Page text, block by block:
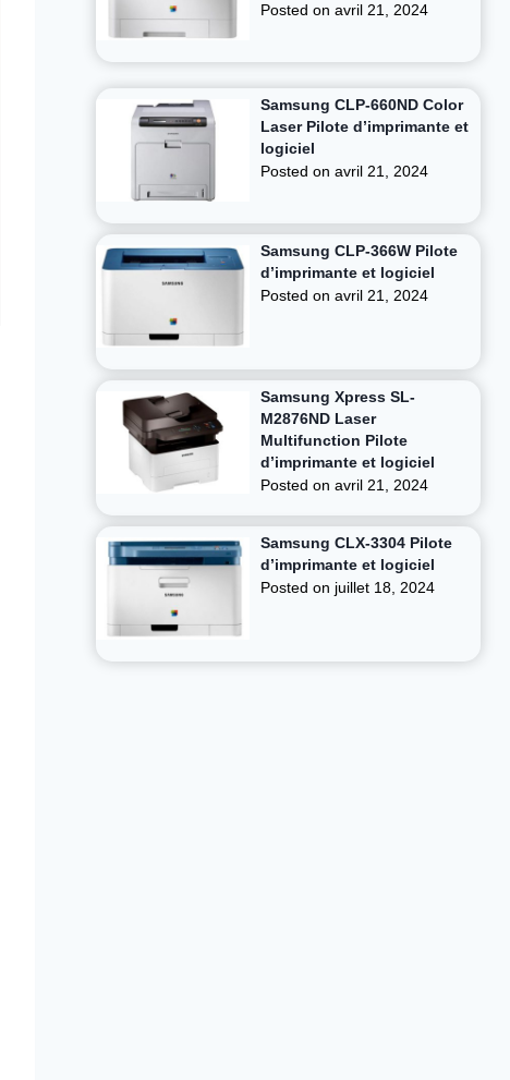
Posted onavril 21, 2024
Samsung CLP-660ND Color
Laser Pilote d’imprimante et
logiciel
Posted onavril 21, 2024
Samsung CLP-366W Pilote
d’imprimante et logiciel
Posted onavril 21, 2024
Samsung Xpress SL-
M2876ND Laser
Multifunction Pilote
d’imprimante et logiciel
Posted onavril 21, 2024
Samsung CLX-3304 Pilote
d’imprimante et logiciel
Posted on juillet 18, 2024